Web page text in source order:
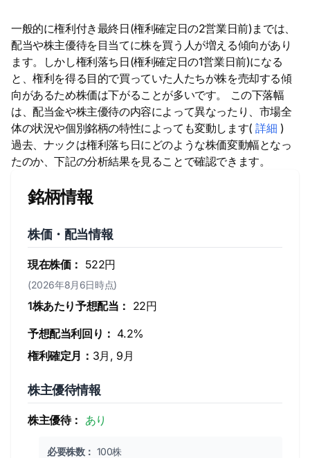
一般的に権利付き最終日(権利確定日の2営業日前)までは、
配当や株主優待を目当てに株を買う人が増える傾向があり
ます。しかし権利落ち日(権利確定日の1営業日前)になる
と、権利を得る目的で買っていた人たちが株を売却する傾
向があるため株価は下がることが多いです。 この下落幅
は、配当金や株主優待の内容によって異なったり、市場全
体の状況や個別銘柄の特性によっても変動します(詳細 )
過去、ナックは権利落ち日にどのような株価変動幅となっ
たのか、下記の分析結果を見ることで確認できます。
銘柄情報
株価・配当情報
現在株価： 522円
(2026年8月6日時点)
1株あたり予想配当： 22円
予想配当利回り： 4.2%
権利確定月： 3月, 9月
株主優待情報
株主優待： あり
必要株数： 100株